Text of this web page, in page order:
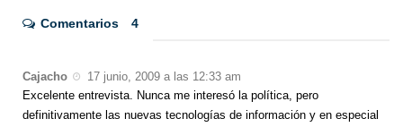
Comentarios 4
Cajacho
17 junio, 2009 a las 12:33 am
Excelente entrevista. Nunca me interesó la política, pero
definitivamente las nuevas tecnologías de información y en especial